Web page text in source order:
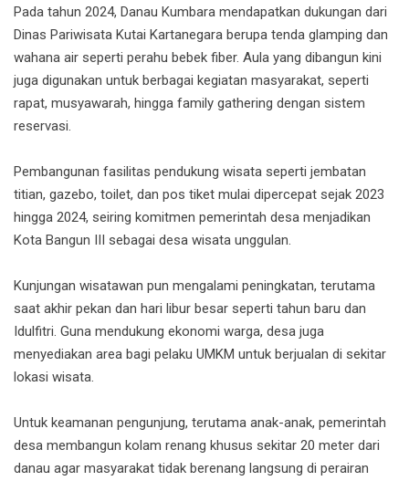
Pada tahun 2024, Danau Kumbara mendapatkan dukungan dari
Dinas Pariwisata Kutai Kartanegara berupa tenda glamping dan
wahana air seperti perahu bebek fiber. Aula yang dibangun kini
juga digunakan untuk berbagai kegiatan masyarakat, seperti
rapat, musyawarah, hingga family gathering dengan sistem
reservasi.
Pembangunan fasilitas pendukung wisata seperti jembatan
titian, gazebo, toilet, dan pos tiket mulai dipercepat sejak 2023
hingga 2024, seiring komitmen pemerintah desa menjadikan
Kota Bangun III sebagai desa wisata unggulan.
Kunjungan wisatawan pun mengalami peningkatan, terutama
saat akhir pekan dan hari libur besar seperti tahun baru dan
Idulfitri. Guna mendukung ekonomi warga, desa juga
menyediakan area bagi pelaku UMKM untuk berjualan di sekitar
lokasi wisata.
Untuk keamanan pengunjung, terutama anak-anak, pemerintah
desa membangun kolam renang khusus sekitar 20 meter dari
danau agar masyarakat tidak berenang langsung di perairan